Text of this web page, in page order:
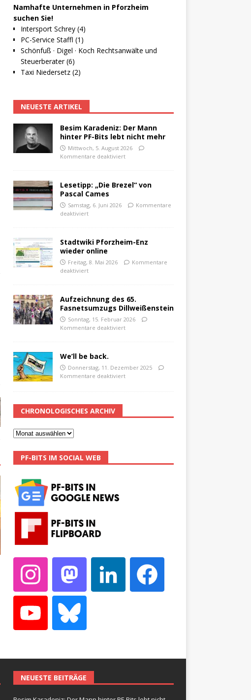
Namhafte Unternehmen in Pforzheim
suchen Sie!
Intersport Schrey (4)
PC-Service Staffl (1)
Schönfuß · Digel · Koch Rechtsanwälte und
Steuerberater (6)
Taxi Niedersetz (2)
NEUESTE ARTIKEL
Besim Karadeniz: Der Mann
hinter PF-Bits lebt nicht mehr
Mittwoch, 5. August 2026
Kommentare deaktiviert
Lesetipp: „Die Brezel“ von
Pascal Cames
Samstag, 6. Juni 2026
Kommentare
deaktiviert
Stadtwiki Pforzheim-Enz
wieder online
Freitag, 8. Mai 2026
Kommentare
deaktiviert
Aufzeichnung des 65.
Fasnetsumzugs Dillweißenstein
Sonntag, 15. Februar 2026
Kommentare deaktiviert
We’ll be back.
Donnerstag, 11. Dezember 2025
Kommentare deaktiviert
CHRONOLOGISCHES ARCHIV
PF-BITS IM SOCIAL WEB
NEUESTE BEITRÄGE